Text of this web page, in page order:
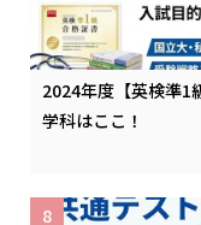
2024年度【英検準1
学科はここ！
8